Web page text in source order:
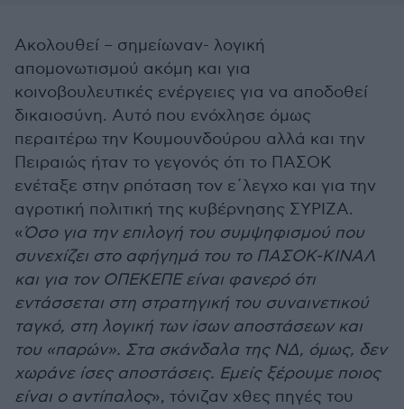
Ακολουθεί – σημείωναν- λογική
απομονωτισμού ακόμη και για
κοινοβουλευτικές ενέργειες για να αποδοθεί
δικαιοσύνη. Αυτό που ενόχλησε όμως
περαιτέρω την Κουμουνδούρου αλλά και την
Πειραιώς ήταν το γεγονός ότι το ΠΑΣΟΚ
ενέταξε στην ρπόταση τον ε΄λεγχο και για την
αγροτική πολιτική της κυβέρνησης ΣΥΡΙΖΑ.
«Όσο για την επιλογή του συμψηφισμού που
συνεχίζει στο αφήγημά του το ΠΑΣΟΚ-ΚΙΝΑΛ
και για τον ΟΠΕΚΕΠΕ είναι φανερό ότι
εντάσσεται στη στρατηγική του συναινετικού
ταγκό, στη λογική των ίσων αποστάσεων και
του «παρών». Στα σκάνδαλα της ΝΔ, όμως, δεν
χωράνε ίσες αποστάσεις. Εμείς ξέρουμε ποιος
είναι ο αντίπαλος», τόνιζαν χθες πηγές του